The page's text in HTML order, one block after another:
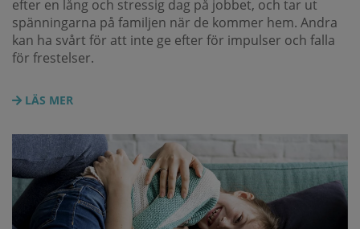
efter en lång och stressig dag på jobbet, och tar ut
spänningarna på familjen när de kommer hem. Andra
kan ha svårt för att inte ge efter för impulser och falla
för frestelser.
LÄS MER